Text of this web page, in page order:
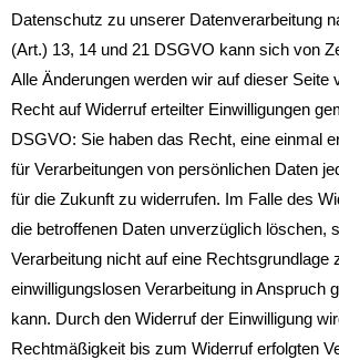
Datenschutz zu unserer Datenverarbeitung
(Art.) 13, 14 und 21 DSGVO kann sich von
Alle Änderungen werden wir auf dieser Seite
Recht auf Widerruf erteilter Einwilligungen
DSGVO: Sie haben das Recht, eine einmal
für Verarbeitungen von persönlichen Daten
für die Zukunft zu widerrufen. Im Falle des
die betroffenen Daten unverzüglich löschen,
Verarbeitung nicht auf eine Rechtsgrundlage
einwilligungslosen Verarbeitung in Anspruch
kann. Durch den Widerruf der Einwilligung
Rechtmäßigkeit bis zum Widerruf erfolgten